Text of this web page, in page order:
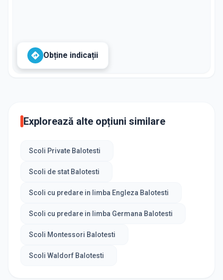
Obține indicații
Explorează alte opțiuni similare
Scoli Private Balotesti
Scoli de stat Balotesti
Scoli cu predare in limba Engleza Balotesti
Scoli cu predare in limba Germana Balotesti
Scoli Montessori Balotesti
Scoli Waldorf Balotesti